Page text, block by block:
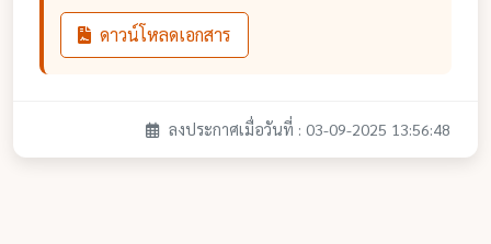
ดาวน์โหลดเอกสาร
ลงประกาศเมื่อวันที่ : 03-09-2025 13:56:48